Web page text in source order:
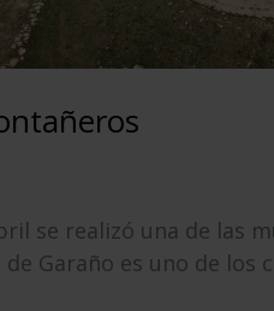
se realizó una de las
de Garaño es uno de